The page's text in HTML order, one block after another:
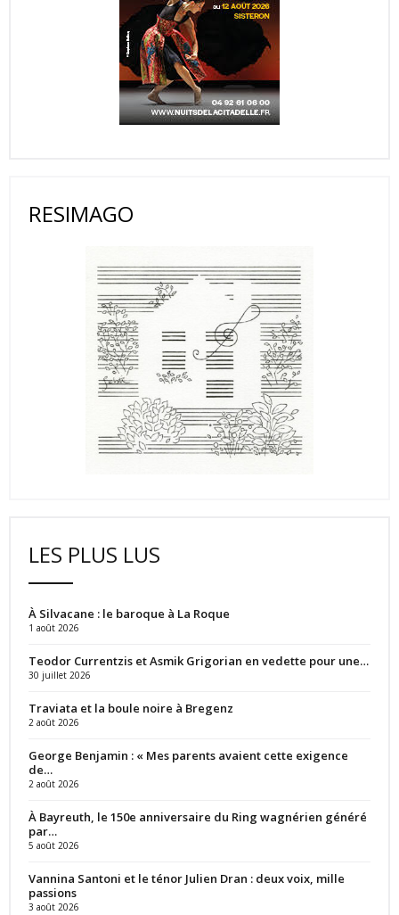
RESIMAGO
LES PLUS LUS
À Silvacane : le baroque à La Roque
1 août 2026
Teodor Currentzis et Asmik Grigorian en vedette pour une…
30 juillet 2026
Traviata et la boule noire à Bregenz
2 août 2026
George Benjamin : « Mes parents avaient cette exigence
de…
2 août 2026
À Bayreuth, le 150e anniversaire du Ring wagnérien généré
par…
5 août 2026
Vannina Santoni et le ténor Julien Dran : deux voix, mille
passions
3 août 2026